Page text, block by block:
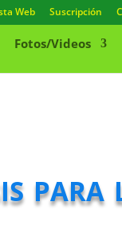
Web Suscripción
Fotos/Videos
para